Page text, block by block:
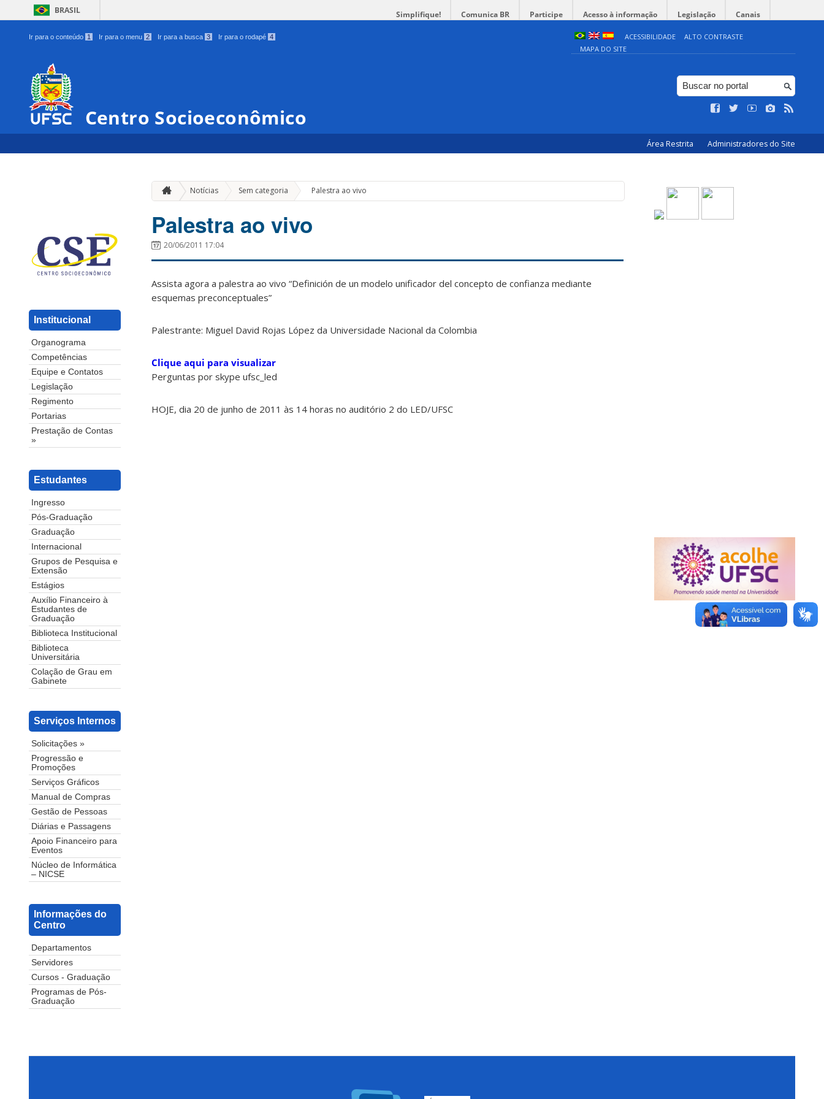
BRASIL Simplifique! Comunica BR Participe Acesso à informação Legislação Canais
Ir para o conteúdo 1 Ir para o menu 2 Ir para a busca 3 Ir para o rodapé 4 ACESSIBILIDADE
ALTO CONTRASTE
MAPA DO SITE
Centro Socioeconômico
Área Restrita Administradores do Site
Institucional
Organograma
Competências
Equipe e Contatos
Legislação
Regimento
Portarias
Prestação de Contas
»
Estudantes
Ingresso
Pós-Graduação
Graduação
Internacional
Grupos de Pesquisa e
Extensão
Estágios
Auxílio Financeiro à
Estudantes de
Graduação
Biblioteca Institucional
Biblioteca
Universitária
Colação de Grau em
Gabinete
Serviços Internos
Solicitações »
Progressão e
Promoções
Serviços Gráficos
Manual de Compras
Gestão de Pessoas
Diárias e Passagens
Apoio Financeiro para
Eventos
Núcleo de Informática
– NICSE
Informações do
Centro
Departamentos
Servidores
Cursos - Graduação
Programas de Pós-
Graduação
Notícias Sem categoria » Palestra ao vivo
Palestra ao vivo
20/06/2011 17:04
Assista agora a palestra ao vivo “Definición de un modelo unificador del concepto de confianza mediante
esquemas preconceptuales”
Palestrante: Miguel David Rojas López da Universidade Nacional da Colombia
Clique aqui para visualizar
Perguntas por skype ufsc_led
HOJE, dia 20 de junho de 2011 às 14 horas no auditório 2 do LED/UFSC